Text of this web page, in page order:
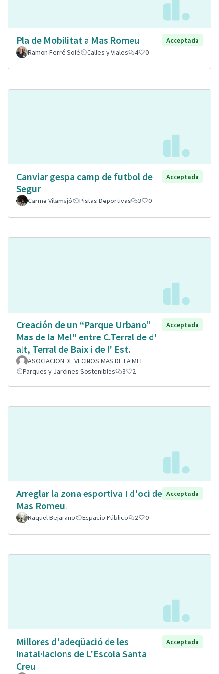
Pla de Mobilitat a Mas Romeu
Acceptada
Ramon Ferré Solé
Calles y Viales 4 0
Canviar gespa camp de futbol de
Segur
Acceptada
Carme Vilamajó Pistas Deportivas 3 0
Creación de un “Parque Urbano”
Mas de la Mel" entre C.Terral de d'
alt, Terral de Baix i de l' Est.
Acceptada
ASOCIACION DE VECINOS MAS DE LA MEL
Parques y Jardines Sostenibles
3 2
Arreglar la zona esportiva I d'oci de
Mas Romeu.
Acceptada
Raquel Bejarano Espacio Público 2 0
Millores d'adeqüació de les
inatal·lacions de L'Escola Santa
Creu
Acceptada